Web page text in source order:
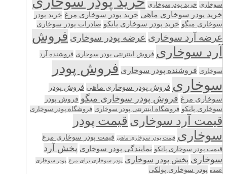
سوخاری خرید پودرسوخاری
خرید پودر سوخاری ماهی خرید پودر سوخاری مرغ خرید پودر
سوخاری میگو خرید پودر سوخاری پانکو صادرات پودر سوخاری
عرضه آرد سوخاری عرضه پودر سوخاری فروش
آرد سوخاری فروش اینترنتی پودر سوخاری فروشنده آرد
سوخاری فروشنده پودر سوخاری فروش پودر
سوخاری فروش پودر سوخاری ماهی فروش پودر
سوخاری مرغ فروش پودر سوخاری میگو فروش پودر
سوخاری پانکو فروشگاه اینترنتی پودر سوخاری فروشگاه پودر سوخاری
قیمت آرد سوخاری قیمت پودر
سوخاری قیمت پودر سوخاری ماهی قیمت پودر سوخاری مرغ
قیمت پودر سوخاری پانکو نمایندگی پودر سوخاری پخش آرد
سوخاری پخش پودر سوخاری پودر سوخاری برای مرغ پودر سوخاری
عمده پودر سوخاری پولکی